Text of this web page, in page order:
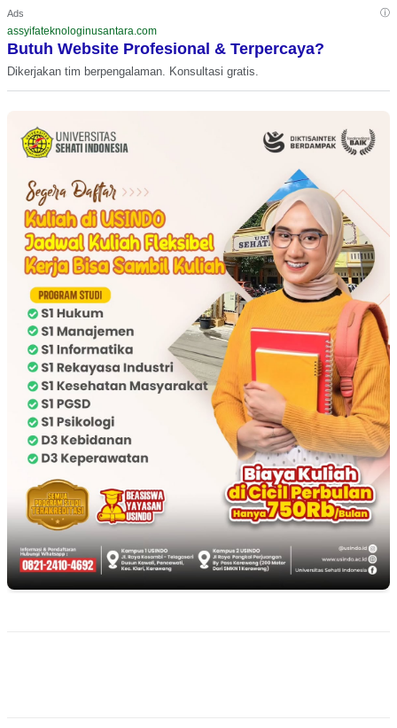
Ads ⓘ
assyifateknologinusantara.com
Butuh Website Profesional & Terpercaya?
Dikerjakan tim berpengalaman. Konsultasi gratis.